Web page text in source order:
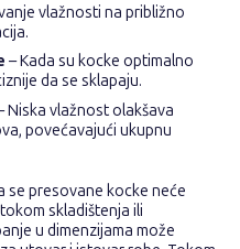
vlažnosti na približno
– Kada su kocke optimalno
da se sklapaju.
Niska vlažnost olakšava
povećavajući ukupnu
se presovane kocke neće
skladištenja ili
u dimenzijama može